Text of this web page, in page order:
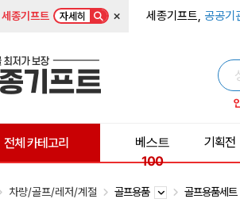
세종기프트 자세히 × 세종기프트, 공공기
전체 카테고리
베스트
100
기획전
차량/골프/레저/계절 골프용품 골프용품세